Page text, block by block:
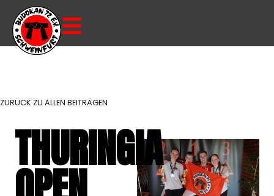
ZURÜCK ZU ALLEN BEITRÄGEN
THURINGIA